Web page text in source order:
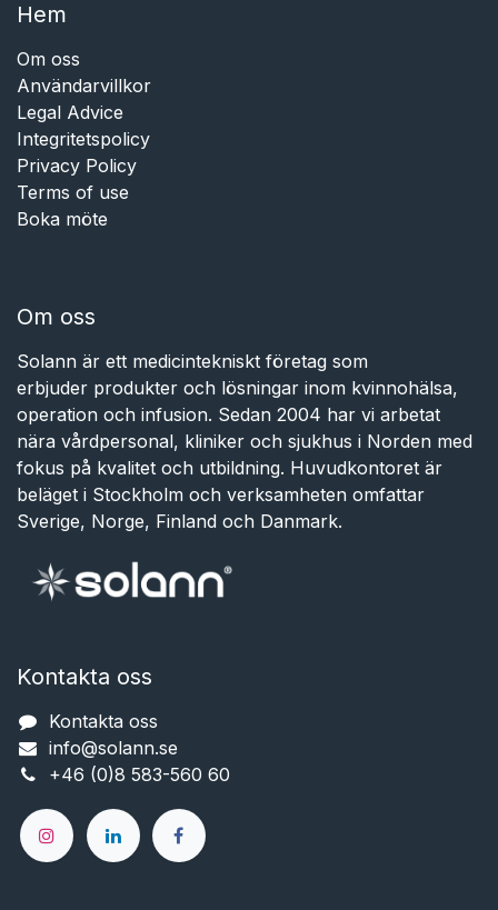
Hem​​
Om oss
Användarvillkor
Legal Advice
Integritetspolicy
Privacy Policy
Terms of use
Boka möte
Om oss
Solann är ett medicintekniskt företag som
erbjuder produkter och lösningar inom kvinnohälsa,
operation och infusion. Sedan 2004 har vi arbetat
nära vårdpersonal, kliniker och sjukhus i Norden med
fokus på kvalitet och utbildning. Huvudkontoret är
beläget i Stockholm och verksamheten omfattar
Sverige, Norge, Finland och Danmark.
Kontakta oss
Kontakta oss
info@solann.se​​​​​​
+46 (0)8 583-560 60